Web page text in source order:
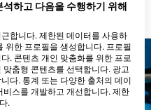
하고 다음을 수행하기 위해
합니다. 제한된 데이터를 사용하
위한 프로필을 생성합니다. 프로필
. 콘텐츠 개인 맞춤화를 위한 프로
춤형 콘텐츠를 선택합니다. 광고
다. 통계 또는 다양한 출처의 데이
스를 개발하고 개선합니다. 제한
.